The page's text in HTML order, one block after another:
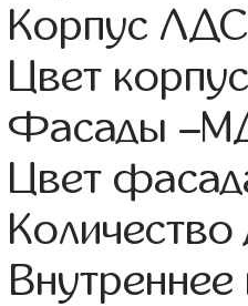
Корпус
Цвет
Фасады
Цвет